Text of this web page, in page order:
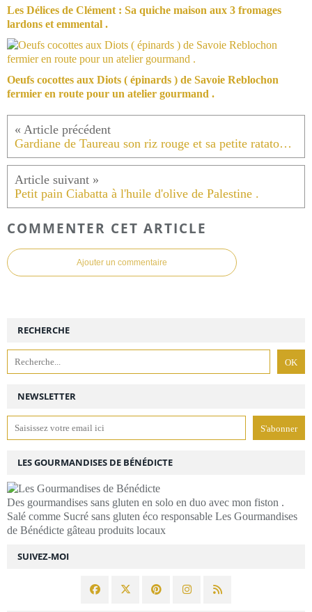
Les Délices de Clément : Sa quiche maison aux 3 fromages
lardons et emmental .
Oeufs cocottes aux Diots ( épinards ) de Savoie Reblochon
fermier en route pour un atelier gourmand .
Gardiane de Taureau son riz rouge et sa petite ratatouille maison .
Petit pain Ciabatta à l'huile d'olive de Palestine .
COMMENTER CET ARTICLE
Ajouter un commentaire
NEWSLETTER
SUIVEZ-MOI
RECHERCHE
LES GOURMANDISES DE BÉNÉDICTE
Des gourmandises sans gluten en solo en duo avec mon fiston .
Salé comme Sucré sans gluten éco responsable Les Gourmandises
de Bénédicte gâteau produits locaux